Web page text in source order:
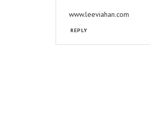
www.leeviahan.com
REPLY